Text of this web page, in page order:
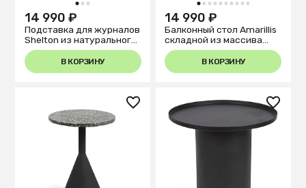
1 2 3
14 990 ₽
Подставка для журналов
Shelton из натурального
ротанга
В КОРЗИНУ
1 2 3 4 5 6 7 8 9 10
14 990 ₽
Балконный стол Amarillis
складной из массива
акации
В КОРЗИНУ